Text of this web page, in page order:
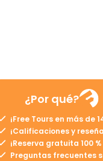
¿Por qué?
¡Free Tours en más de
¡Calificaciones y
¡Reserva gratuita 100
Preguntas frecuentes